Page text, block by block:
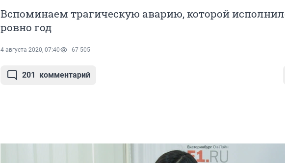
Вспоминаем трагическую аварию, которой
ровно год
4 августа 2020, 07:40 67 505
201 комментарий